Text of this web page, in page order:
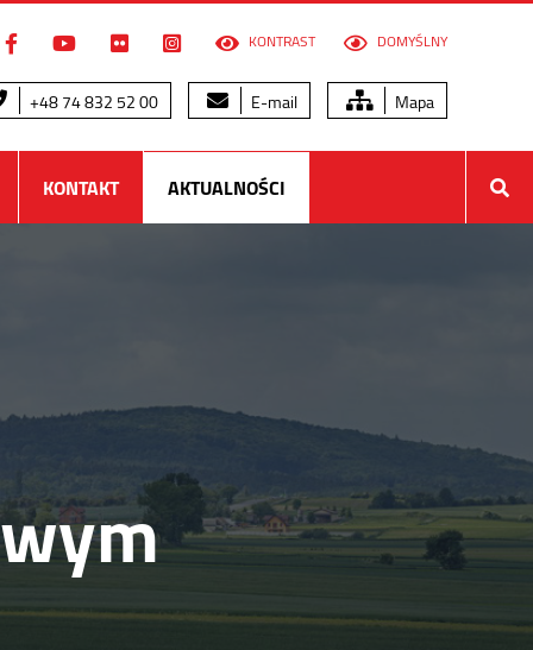
KONTRAST DOMYŚLNY
+48 74 832 52 00 E-mail Mapa
KONTAKT AKTUALNOŚCI